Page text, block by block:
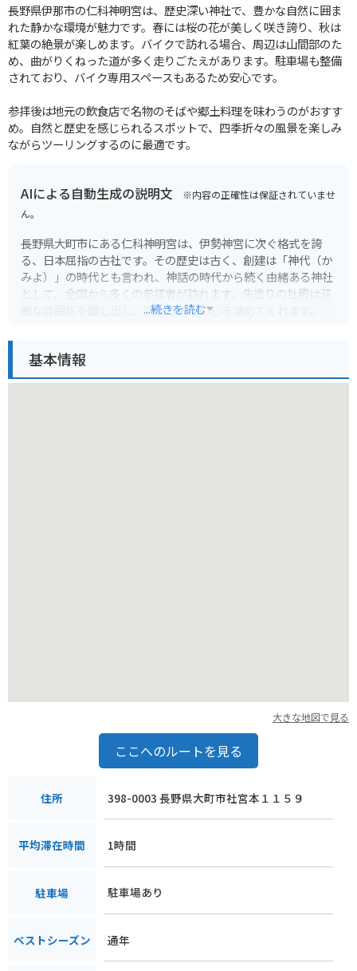
長野県伊那市の仁科神明宮は、歴史深い神社で、豊かな自然に囲ま
れた静かな環境が魅力です。春には桜の花が美しく咲き誇り、秋は
紅葉の絶景が楽しめます。バイクで訪れる場合、周辺は山間部のた
め、曲がりくねった道が多く走りごたえがあります。駐車場も整備
されており、バイク専用スペースもあるため安心です。
参拝後は地元の飲食店で名物のそばや郷土料理を味わうのがおすす
め。自然と歴史を感じられるスポットで、四季折々の風景を楽しみ
ながらツーリングするのに最適です。
AIによる自動生成の説明文 ※内容の正確性は保証されていませ
ん。
長野県大町市にある仁科神明宮は、伊勢神宮に次ぐ格式を誇
る、日本屈指の古社です。その歴史は古く、創建は「神代（か
みよ）」の時代とも言われ、神話の時代から続く由緒ある神社
として、全国から多くの参拝者が訪れます。朱塗りの社殿は荘
厳な雰囲気を醸し出し、訪れる人々の心を清めてくれます。特
仁科神明宮の魅力は、その歴史的価値だけではありません。境
...続きを読む
基本情報
大きな地図で見る
ここへのルートを見る
住所 398-0003 長野県大町市社宮本１１５９
平均滞在時間 1時間
駐車場 駐車場あり
ベストシーズン 通年